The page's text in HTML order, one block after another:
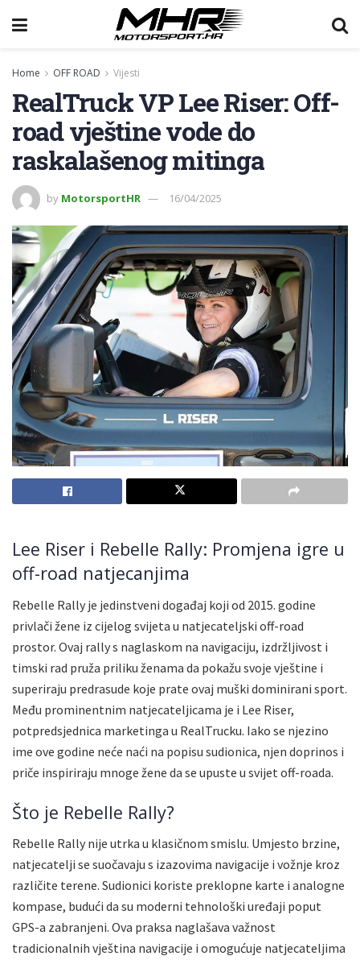
Home OFF ROAD Vijesti
RealTruck VP Lee Riser: Off-
road vještine vode do
raskalašenog mitinga
by MotorsportHR 16/04/2025
Lee Riser i Rebelle Rally: Promjena igre u
off-road natjecanjima
Rebelle Rally je jedinstveni događaj koji od 2015. godine
privlači žene iz cijelog svijeta u natjecateljski off-road
prostor. Ovaj rally s naglaskom na navigaciju, izdržljivost i
timski rad pruža priliku ženama da pokažu svoje vještine i
superiraju predrasude koje prate ovaj muški dominirani sport.
Među prominentnim natjecateljicama je i Lee Riser,
potpredsjednica marketinga u RealTrucku. Iako se njezino
ime ove godine neće naći na popisu sudionica, njen doprinos i
priče inspiriraju mnoge žene da se upuste u svijet off-roada.
Što je Rebelle Rally?
Rebelle Rally nije utrka u klasičnom smislu. Umjesto brzine,
natjecatelji se suočavaju s izazovima navigacije i vožnje kroz
različite terene. Sudionici koriste preklopne karte i analogne
kompase, budući da su moderni tehnološki uređaji poput
GPS-a zabranjeni. Ova praksa naglašava važnost
tradicionalnih vještina navigacije i omogućuje natjecateljima